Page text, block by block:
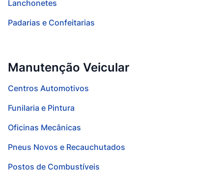
Lanchonetes
Padarias e Confeitarias
Manutenção Veicular
Centros Automotivos
Funilaria e Pintura
Oficinas Mecânicas
Pneus Novos e Recauchutados
Postos de Combustíveis